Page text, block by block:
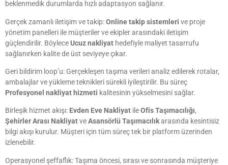
beklenmedik durumlarda hızlı adaptasyon sağlanır.
Gerçek zamanlı iletişim ve takip:Online takip sistemleri ve proje
yönetim panelleri ile müşteriler ve ekipler arasındaki iletişim
güçlendirilir. BöyleceUcuz nakliyat hedefiyle maliyet tasarrufu
sağlanırken kalite de üst seviyeye çıkar.
Geri bildirim loop’u: Gerçekleşen taşıma verileri analiz edilerek rotalar,
ambalajlar ve yükleme teknikleri sürekli iyileştirilir. Bu süreç
Profesyonel nakliyat hizmeti kalitesinin yükselmesini sağlar.
Birleşik hizmet akışı: Evden Eve Nakliyat ileOfis Taşımacılığı,
Şehirler Arası NakliyatveAsansörlü Taşımacılıkarasında kesintisiz
bilgi akışı kurulur. Müşteri için tüm süreç tek bir platform üzerinden
izlenebilir.
Operasyonel şeffaflık: Taşıma öncesi, sırası ve sonrasında müşteriye